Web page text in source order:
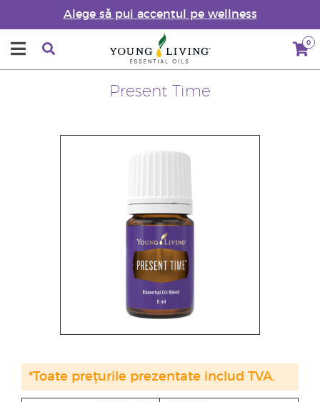
Alege să pui accentul pe wellness
0
Present Time
*Toate prețurile prezentate includ TVA.